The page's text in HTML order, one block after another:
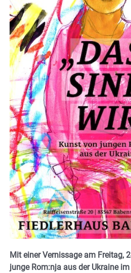
Mit einer Vernissage am Freitag,
junge Rom:nja aus der Ukraine